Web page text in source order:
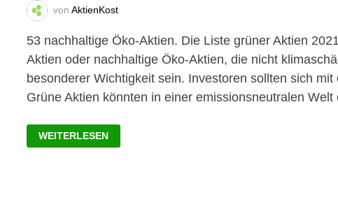
vonAktienKost
53 nachhaltige Öko-Aktien. Die Liste grüner Aktien
Aktien oder nachhaltige Öko-Aktien, die nicht
besonderer Wichtigkeit sein. Investoren sollten sich
Grüne Aktien könnten in einer emissionsneutralen
GRÜNE
AKTIEN
LISTE:
WEITERLESEN